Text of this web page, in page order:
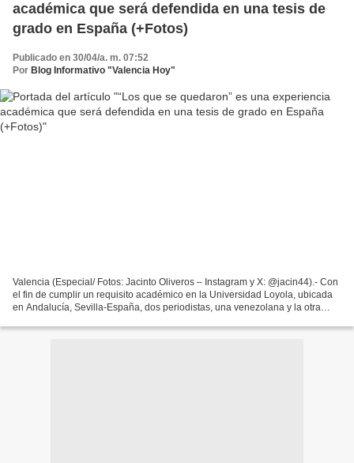
académica que será defendida en una tesis de
grado en España (+Fotos)
Publicado en 30/04/a. m. 07:52
Por Blog Informativo "Valencia Hoy"
Valencia (Especial/ Fotos: Jacinto Oliveros – Instagram y X: @jacin44).- Con
el fin de cumplir un requisito académico en la Universidad Loyola, ubicada
en Andalucía, Sevilla-España, dos periodistas, una venezolana y la otra